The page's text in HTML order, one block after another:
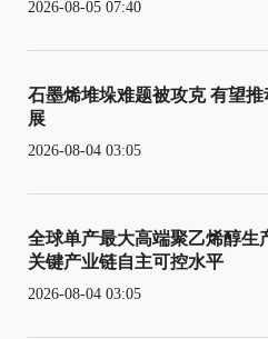
2026-08-05 07:40
石墨烯堆垛难题被攻克 有望
展
2026-08-04 03:05
全球单产最大高端聚乙烯醇生
关键产业链自主可控水平
2026-08-04 03:05